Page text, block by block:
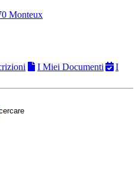
Monteux
I Miei Documenti
I